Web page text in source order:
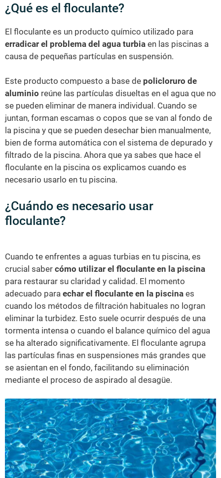
¿Qué es el floculante?
El floculante es un producto químico utilizado para
erradicar el problema del agua turbia en las piscinas a
causa de pequeñas partículas en suspensión.
Este producto compuesto a base de policloruro de
aluminio reúne las partículas disueltas en el agua que no
se pueden eliminar de manera individual. Cuando se
juntan, forman escamas o copos que se van al fondo de
la piscina y que se pueden desechar bien manualmente,
bien de forma automática con el sistema de depurado y
filtrado de la piscina. Ahora que ya sabes que hace el
floculante en la piscina os explicamos cuando es
necesario usarlo en tu piscina.
¿Cuándo es necesario usar
floculante?
Cuando te enfrentes a aguas turbias en tu piscina, es
crucial saber cómo utilizar el floculante en la piscina
para restaurar su claridad y calidad. El momento
adecuado para echar el floculante en la piscina es
cuando los métodos de filtración habituales no logran
eliminar la turbidez. Esto suele ocurrir después de una
tormenta intensa o cuando el balance químico del agua
se ha alterado significativamente. El floculante agrupa
las partículas finas en suspensiones más grandes que
se asientan en el fondo, facilitando su eliminación
mediante el proceso de aspirado al desagüe.